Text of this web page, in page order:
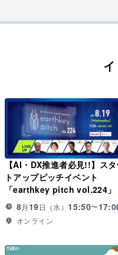
【AI・DX推進者必見!!】ス
トアップピッチイベント
「earthkey pitch vol.224」
8月 19日（水 ） 15:50〜
オンライン